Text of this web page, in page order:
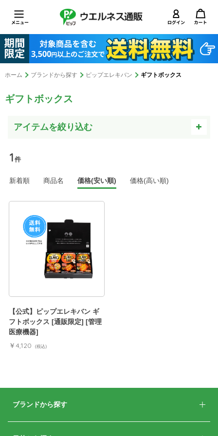
ホーム ブランドから探す ピップエレキバン ギフトボックス
ギフトボックス
1件
新着順 商品名 価格(安い順) 価格(高い順)
【公式】ピップエレキバン ギ
フトボックス [通販限定] [管理
医療機器]
￥4,120 (税込)
ブランドから探す